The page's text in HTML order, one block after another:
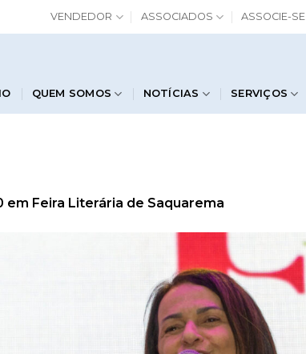
VENDEDOR ASSOCIADOS ASSOCIE-SE
QUEM SOMOS NOTÍCIAS SERVIÇOS
em Feira Literária de Saquarema